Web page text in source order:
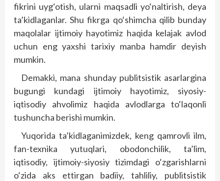
fikrini uyg‘otish, ularni maqsadli yo‘naltirish, deya
ta’kidlaganlar. Shu fikrga qo‘shimcha qilib bunday
maqolalar ijtimoiy hayotimiz haqida kelajak avlod
uchun eng yaxshi tarixiy manba hamdir deyish
mumkin.
Demakki, mana shunday publitsistik asarlargina
bugungi kundagi ijtimoiy hayotimiz, siyosiy-
iqtisodiy ahvolimiz haqida avlodlarga to‘laqonli
tushuncha berishi mumkin.
Yuqorida ta’kidlaganimizdek, keng qamrovli ilm,
fan-texnika yutuqlari, obodonchilik, ta’lim,
iqtisodiy, ijtimoiy-siyosiy tizimdagi o‘zgarishlarni
o‘zida aks ettirgan badiiy, tahliliy, publitsistik